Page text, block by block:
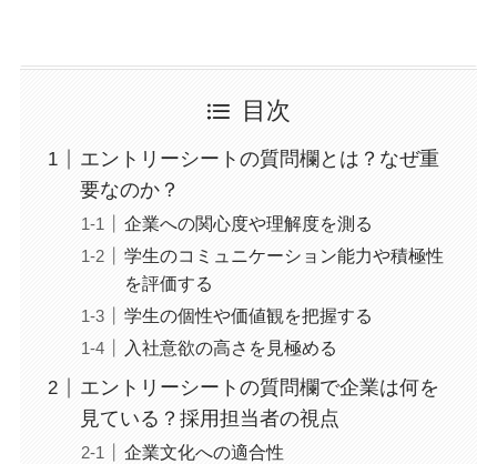
目次
エントリーシートの質問欄とは？なぜ重
要なのか？
企業への関心度や理解度を測る
学生のコミュニケーション能力や積極性
を評価する
学生の個性や価値観を把握する
入社意欲の高さを見極める
エントリーシートの質問欄で企業は何を
見ている？採用担当者の視点
企業文化への適合性